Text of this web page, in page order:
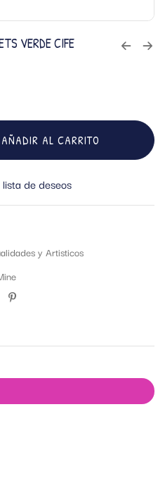
VERDE CIFE
AÑADIR AL CARRITO
de deseos
y Artisticos